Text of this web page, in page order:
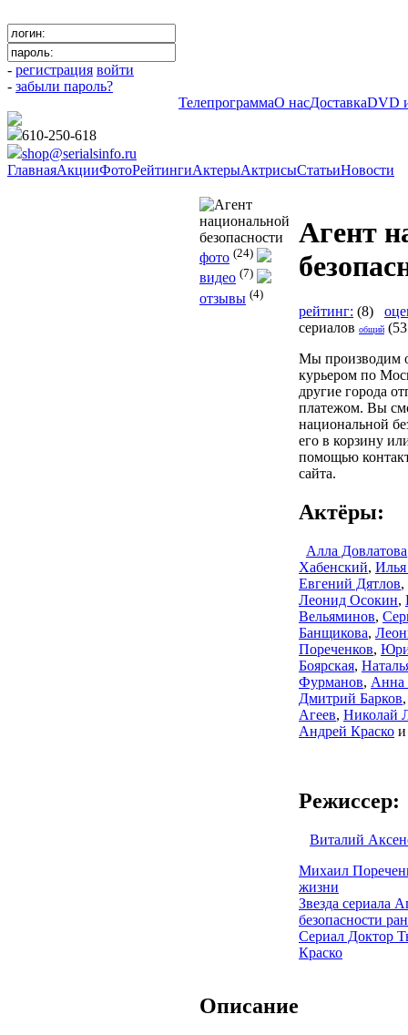
- регистрация войти
- забыли пароль?
ТелепрограммаО насДоставкаDVD
610-250-618
shop@serialsinfo.ru
ГлавнаяАкцииФотоРейтингиАктерыАктрисыСтатьиНовости
фото (24)
видео (7)
отзывы (4)
Агент
рейтинг: (8)
сериалов общий
Мы производим
курьером по
другие города
платежом. Вы
национальной
его в корзину
помощью
сайта.
Актёры:
Алла Довлатова
Хабенский,
Евгений Дятлов,
Леонид Осокин,
Вельяминов,
Банщикова,
Пореченков,
Боярская,
Фурманов, Анна
Дмитрий Барков,
Агеев, Николай
Андрей Краско и
Режиссер:
Виталий
Михаил
жизни
Звезда сериала
безопасности
Сериал Доктор
Краско
Описание